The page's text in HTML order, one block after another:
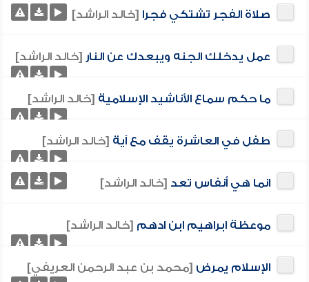
صلاة الفجر تشتكي فجرا [خالد الراشد]
عمل يدخلك الجنه ويبعدك عن النار [خالد الراشد]
ما حكم سماع الأناشيد الإسلامية [خالد الراشد]
طفل في العاشرة يقف مع آية [خالد الراشد]
انما هي أنفاس تعد [خالد الراشد]
موعظة ابراهيم ابن ادهم [خالد الراشد]
الإسلام يمرض [محمد بن عبد الرحمن العريفي]